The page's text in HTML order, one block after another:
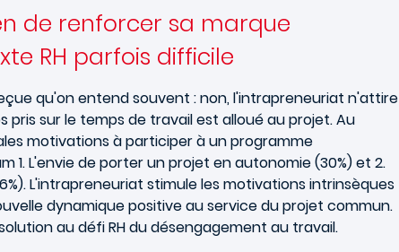
de renforcer sa marque
RH parfois difficile
qu'on entend souvent : non, l'intrapreneuriat n'attire
pris sur le temps de travail est alloué au projet. Au
motivations à participer à un programme
1. L'envie de porter un projet en autonomie (30%) et 2.
L'intrapreneuriat stimule les motivations intrinsèques
dynamique positive au service du projet commun.
au défi RH du désengagement au travail.